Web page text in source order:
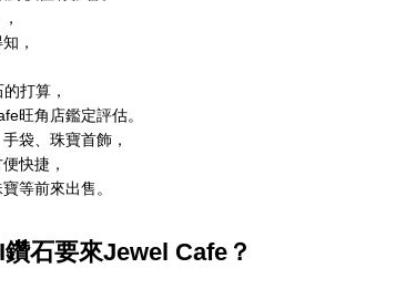
，
打算，
旺角店鑑定評估。
袋、珠寶首飾，
快捷，
等前來出售。
鑽石要來Jewel Cafe ？